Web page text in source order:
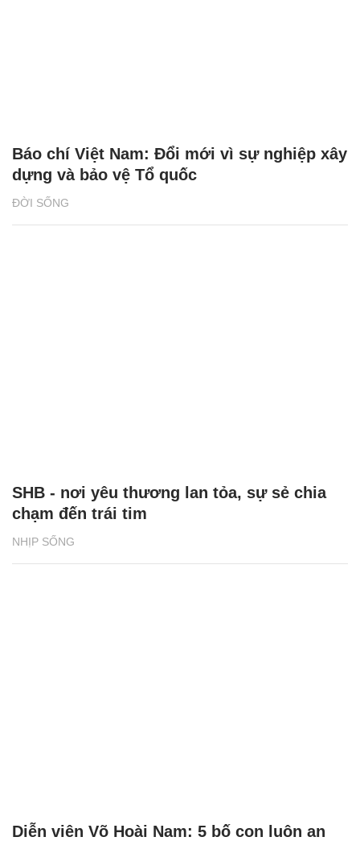
ĐỜI SỐNG
Báo chí Việt Nam: Đổi mới vì sự nghiệp xây
dựng và bảo vệ Tổ quốc
NHỊP SỐNG
SHB - nơi yêu thương lan tỏa, sự sẻ chia
chạm đến trái tim
Diễn viên Võ Hoài Nam: 5 bố con luôn an